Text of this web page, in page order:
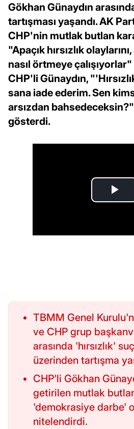
Gökhan Günaydın
tartışması yaşandı. AK
CHP'nin mutlak butlan
"Apaçık hırsızlık
nasıl örtmeye
CHP'li Günaydın,
sana iade ederim. Sen
arsızdan
gösterdi.
TBMM Genel
ve CHP grup
arasında 'hırsızlık'
üzerinden tartışma
CHP'li Gökhan
getirilen mutlak butlan
'demokrasiye darbe'
nitelendirdi.